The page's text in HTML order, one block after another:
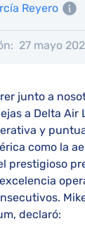
Reyero
27 mayo
junto a
a Delta Air
y
como la
prestigioso
declaró: